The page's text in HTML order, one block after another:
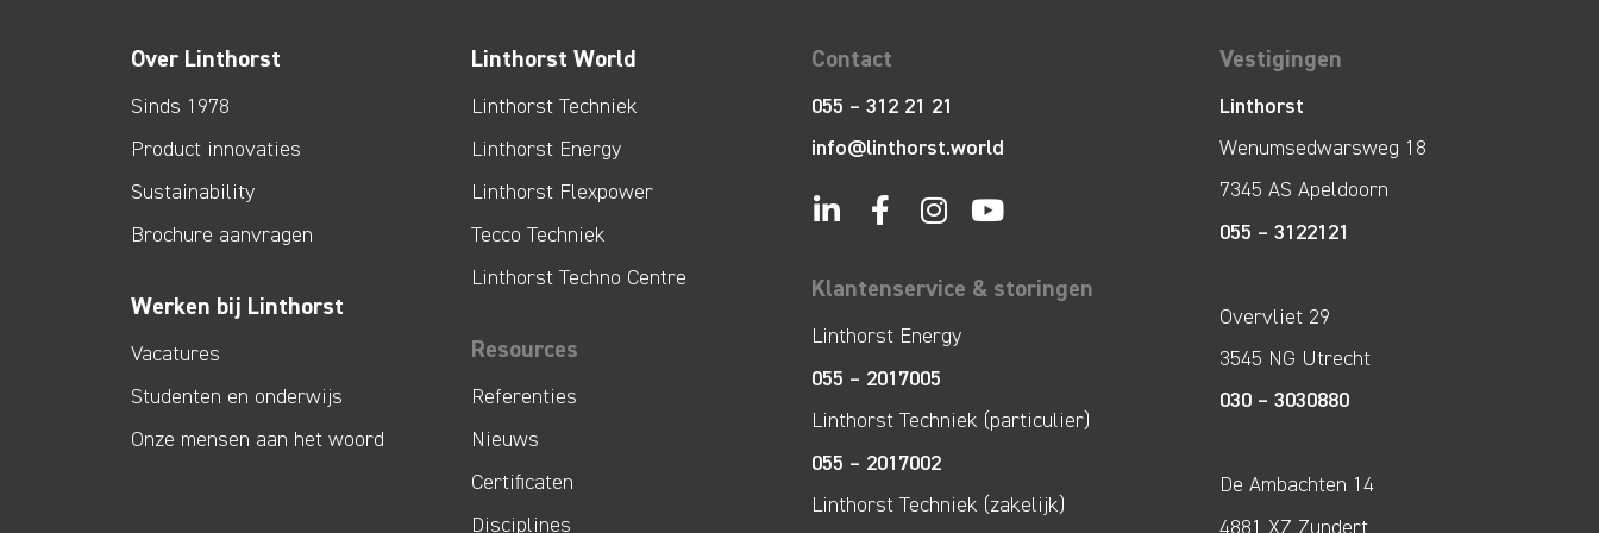
Over Linthorst
Sinds 1978
Product innovaties
Sustainability
Brochure aanvragen
Werken bij Linthorst
Vacatures
Studenten en onderwijs
Onze mensen aan het woord
Linthorst World
Linthorst Techniek
Linthorst Energy
Linthorst Flexpower
Tecco Techniek
Linthorst Techno Centre
Resources
Referenties
Nieuws
Certificaten
Disciplines
Contact
055 – 312 21 21
info@linthorst.world
Klantenservice & storingen
Linthorst Energy
055 – 2017005
Linthorst Techniek (particulier)
055 – 2017002
Linthorst Techniek (zakelijk)
Vestigingen
Linthorst
Wenumsedwarsweg 18
7345 AS Apeldoorn
055 – 3122121
Overvliet 29
3545 NG Utrecht
030 – 3030880
De Ambachten 14
4881 XZ Zundert